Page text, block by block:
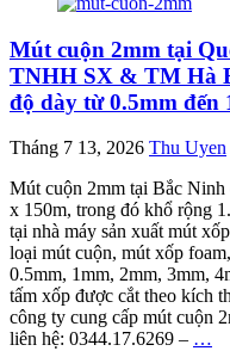
Mút cuộn 2mm tại
TNHH SX & TM Hà
độ dày từ 0.5mm đến
Tháng 7 13, 2026 Thu Uyen
Mút cuộn 2mm tại Bắc
x 150m, trong đó khổ rộng
tại nhà máy sản xuất mút
loại mút cuộn, mút xốp
0.5mm, 1mm, 2mm, 3mm,
tấm xốp được cắt theo kích
công ty cung cấp mút cuộn
liên hệ: 0344.17.6269 – …